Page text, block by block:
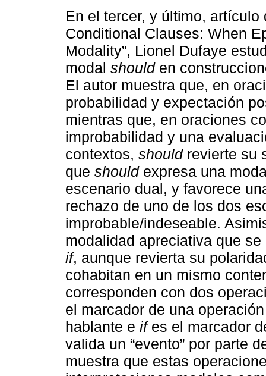
En el tercer, y último, artículo
Conditional Clauses: When
Modality”, Lionel Dufaye
modal shoulden
El autor muestra que, en
probabilidad y expectación
mientras que, en oraciones
improbabilidad y una
contextos, shouldrevierte su
que shouldexpresa una
escenario dual, y favorece
rechazo de uno de los dos
improbable/indeseable.
modalidad apreciativa que
if, aunque revierta su
cohabitan en un mismo
corresponden con dos
el marcador de una
hablante e ifes el marcador
valida un “evento” por parte
muestra que estas